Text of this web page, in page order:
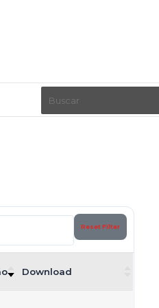
Reset Filter
Download